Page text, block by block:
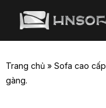
Trang chủ» Sofa cao cấp
gàng.